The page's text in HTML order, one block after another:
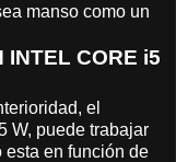
manso como un
INTEL CORE i5
el
W, puede trabajar
esta en función de